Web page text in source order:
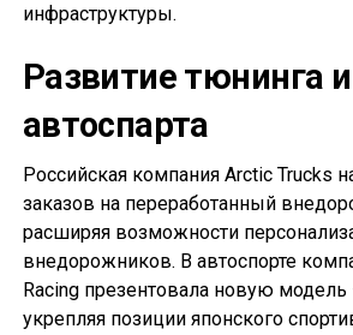
инфраструктуры.
Развитие тюнинга и
автоспарта
Российская компания Arctic Trucks
заказов на переработанный
расширяя возможности
внедорожников. В автоспорте
Racing презентовала новую модель
укрепляя позиции японского